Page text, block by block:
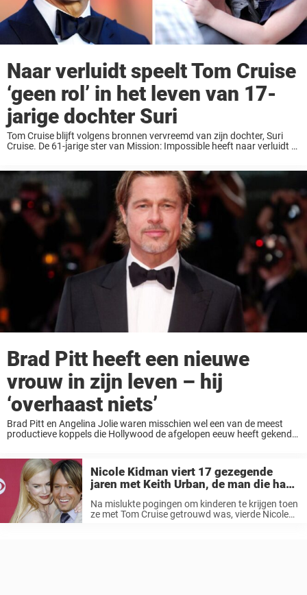
Naar verluidt speelt Tom Cruise
‘geen rol’ in het leven van 17-
jarige dochter Suri
Tom Cruise blijft volgens bronnen vervreemd van zijn dochter, Suri
Cruise. De 61-jarige ster van Mission: Impossible heeft naar verluidt al
Brad Pitt heeft een nieuwe
vrouw in zijn leven – hij
‘overhaast niets’
Brad Pitt en Angelina Jolie waren misschien wel een van de meest
productieve koppels die Hollywood de afgelopen eeuw heeft gekend.
Nicole Kidman viert 17 gezegende
jaren met Keith Urban, de man die haar
“wonderkinderen” schonk
Na mislukte pogingen om kinderen te krijgen toen
ze met Tom Cruise getrouwd was, vierde Nicole